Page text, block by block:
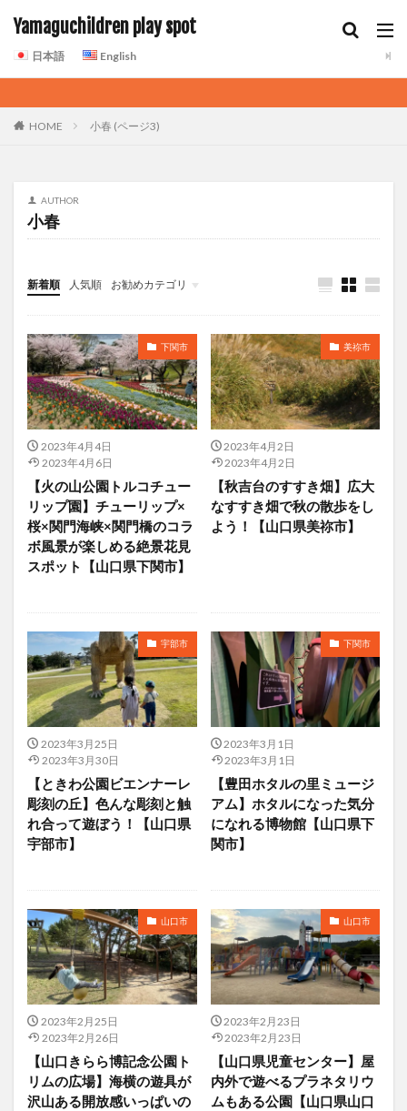
Yamaguchildren play spot
日本語 English
HOME 小春 (ページ3)
AUTHOR
小春
新着順 人気順 お勧めカテゴリ
下関市
2023年4月4日
2023年4月6日
【火の山公園トルコチュー
リップ園】チューリップ×
桜×関門海峡×関門橋のコラ
ボ風景が楽しめる絶景花見
スポット【山口県下関市】
美祢市
2023年4月2日
2023年4月2日
【秋吉台のすすき畑】広大
なすすき畑で秋の散歩をし
よう！【山口県美祢市】
宇部市
2023年3月25日
2023年3月30日
【ときわ公園ビエンナーレ
彫刻の丘】色んな彫刻と触
れ合って遊ぼう！【山口県
宇部市】
下関市
2023年3月1日
2023年3月1日
【豊田ホタルの里ミュージ
アム】ホタルになった気分
になれる博物館【山口県下
関市】
山口市
2023年2月25日
2023年2月26日
【山口きらら博記念公園ト
リムの広場】海横の遊具が
沢山ある開放感いっぱいの
山口市
2023年2月23日
2023年2月23日
【山口県児童センター】屋
内外で遊べるプラネタリウ
ムもある公園【山口県山口